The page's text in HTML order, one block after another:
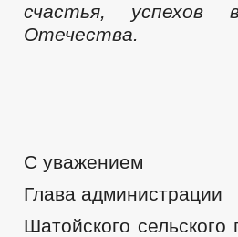
счастья,
Отечества.
С уважением
Глава администрации
Шатойского